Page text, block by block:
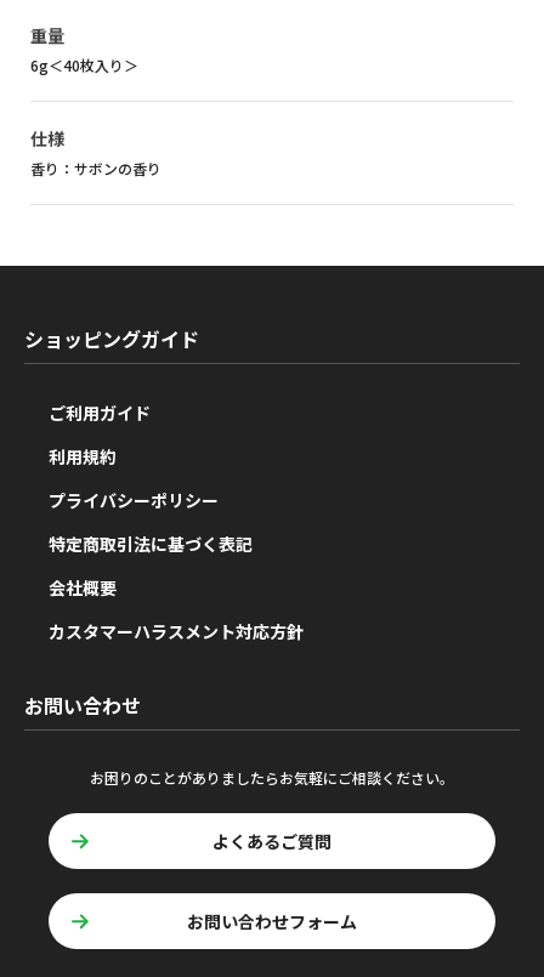
重量
6g＜40枚入り＞
仕様
香り：サボンの香り
ショッピングガイド
ご利用ガイド
利用規約
プライバシーポリシー
特定商取引法に基づく表記
会社概要
カスタマーハラスメント対応方針
お問い合わせ
お困りのことがありましたらお気軽にご相談ください。
よくあるご質問
お問い合わせフォーム